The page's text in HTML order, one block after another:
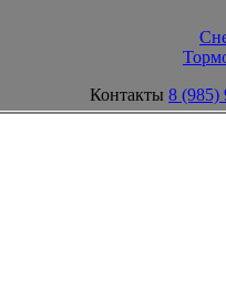
Контакты 8 (985)